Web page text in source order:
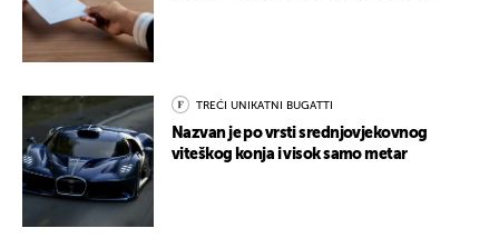
TREĆI UNIKATNI BUGATTI
Nazvan je po vrsti srednjovjekovnog
viteškog konja i visok samo metar